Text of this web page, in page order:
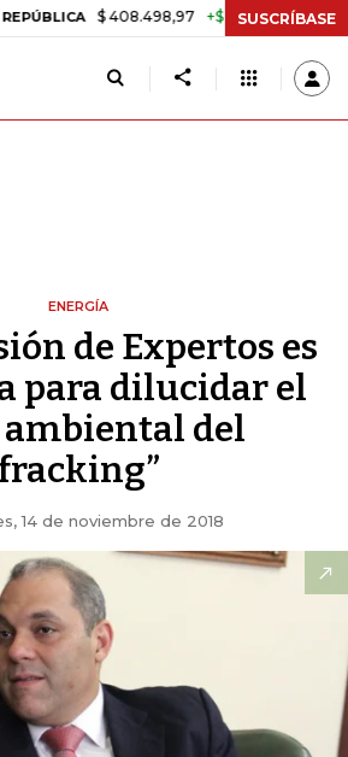
$ 408.498,97 +$ 8.753,81 +2,19%
SUSCRÍBASE
ENERGÍA
de Expertos es
para dilucidar el
ambiental del
fracking”
14 de noviembre de 2018